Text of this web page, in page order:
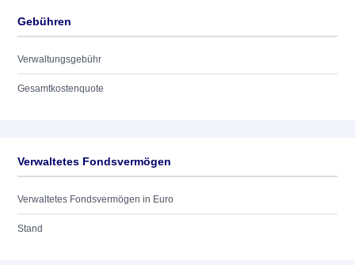
Gebühren
Verwaltungsgebühr
Gesamtkostenquote
Verwaltetes Fondsvermögen
Verwaltetes Fondsvermögen in Euro
Stand